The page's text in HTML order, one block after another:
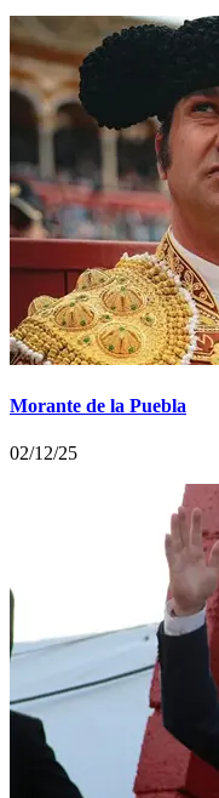
Morante de la Puebla
02/12/25